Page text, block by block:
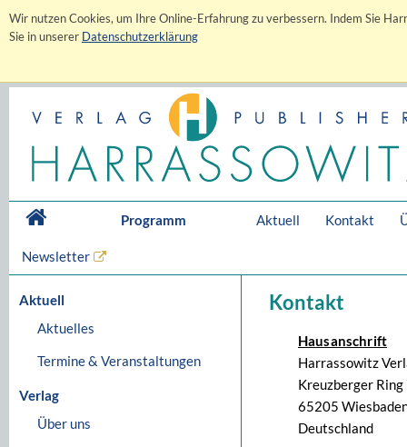
Wir nutzen Cookies, um Ihre Online-Erfahrung zu verbessern. Indem Sie
Sie in unserer Datenschutzerklärung
Programm Aktuell Kontakt
Newsletter
Aktuell
Aktuelles
Termine & Veranstaltungen
Verlag
Über uns
Kontakt
Hausanschrift
Harrassowitz
Kreuzberger Ring
65205
Deutschland